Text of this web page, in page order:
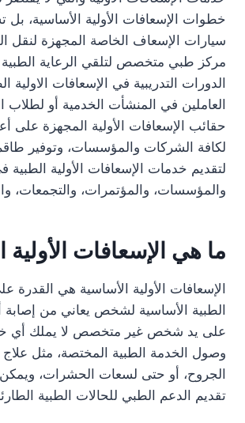
خطوات الإسعافات الأولية الأساسية،
سيارات الإسعاف الخاصة المجهزة لنقل
مركز طبي متخصص لتلقي الرعاية الطبية
الدورات التدريبية في الإسعافات الاولية
العاملين في المنشأت الخدمية أو لطلاب
حقائب الإسعافات الأولية المجهزة على
لكافة الشركات والمؤسسات، وتوفير
لتقديم خدمات الإسعافات الأولية الطبية
والمؤسسات، والمؤتمرات، والتجمعات،
ما هي الإسعافات الأولية
الإسعافات الأولية الأساسية هي القدرة
الطبية الأساسية لشخص يعاني من
على يد شخص غير متخصص لا يملك أي
وصول الخدمة الطبية المختصة، مثل علاج
الجروح، أو حتى لسعات الحشرات،
تقديم الدعم الطبي للحالات الطبية